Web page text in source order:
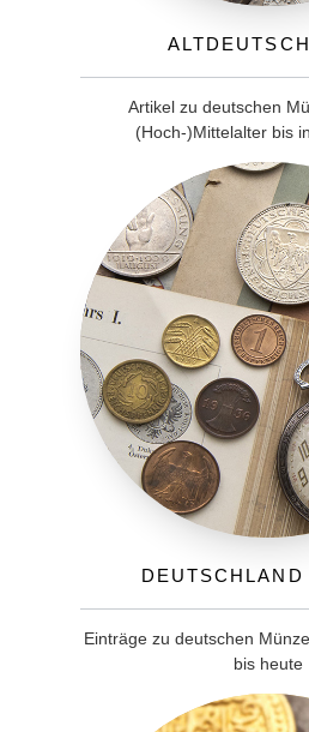
Artikel zu deutschen
(Hoch-)Mittelalter bis
Deutschland
Einträge zu deutschen
bis heute